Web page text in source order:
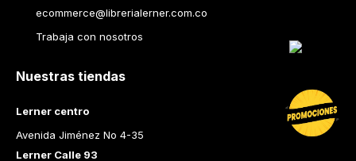
ecommerce@librerialerner.com.co
Trabaja con nosotros
Nuestras tiendas
Lerner centro
Avenida Jiménez No 4-35
Lerner Calle 93